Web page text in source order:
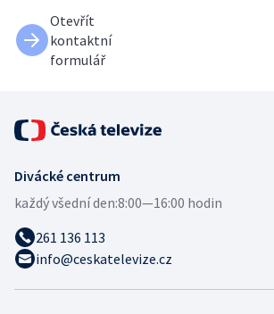
Otevřít
kontaktní
formulář
Divácké centrum
každý všední den:8:00—16:00 hodin
261 136 113
info@ceskatelevize.cz